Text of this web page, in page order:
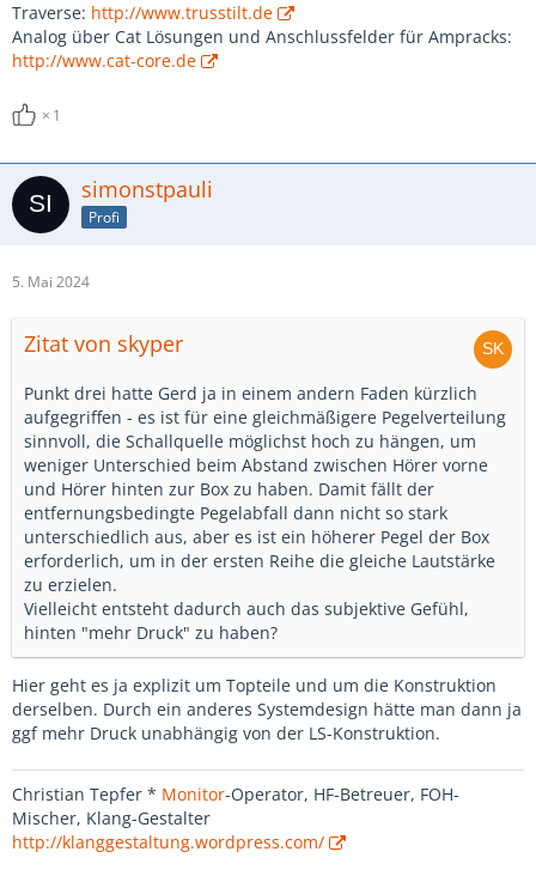
Traverse: http://www.trusstilt.de
Analog über Cat Lösungen und Anschlussfelder für Ampracks:
http://www.cat-core.de
1
simonstpauli
Profi
5. Mai 2024
Zitat von skyper
Punkt drei hatte Gerd ja in einem andern Faden kürzlich
aufgegriffen - es ist für eine gleichmäßigere Pegelverteilung
sinnvoll, die Schallquelle möglichst hoch zu hängen, um
weniger Unterschied beim Abstand zwischen Hörer vorne
und Hörer hinten zur Box zu haben. Damit fällt der
entfernungsbedingte Pegelabfall dann nicht so stark
unterschiedlich aus, aber es ist ein höherer Pegel der Box
erforderlich, um in der ersten Reihe die gleiche Lautstärke
zu erzielen.
Vielleicht entsteht dadurch auch das subjektive Gefühl,
hinten "mehr Druck" zu haben?
Hier geht es ja explizit um Topteile und um die Konstruktion
derselben. Durch ein anderes Systemdesign hätte man dann ja
ggf mehr Druck unabhängig von der LS-Konstruktion.
Christian Tepfer * Monitor-Operator, HF-Betreuer, FOH-
Mischer, Klang-Gestalter
http://klanggestaltung.wordpress.com/